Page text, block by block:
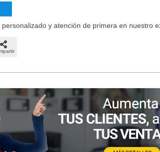
y atención de primera en nuestro